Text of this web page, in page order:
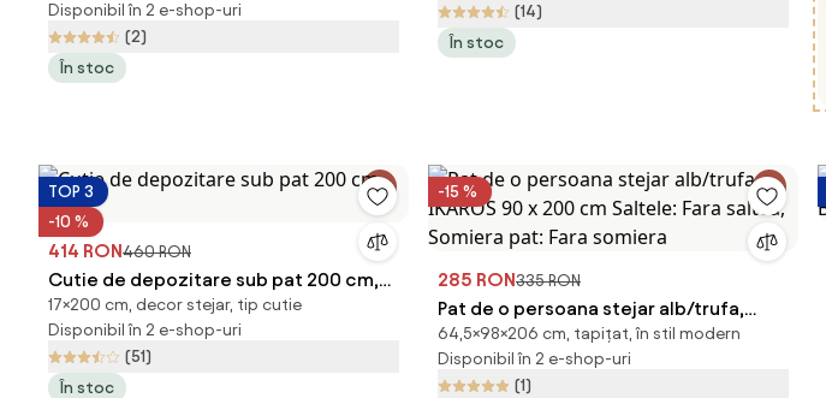
pat: Fara somiera
Disponibil în 2 e-shop-uri
(2)
În stoc
Fara somiera
(14)
În stoc
TOP 3
-10 %
414 RON460 RON
Cutie de depozitare sub pat 200 cm,
stejar
17×200 cm, decor stejar, tip cutie
Disponibil în 2 e-shop-uri
(51)
În stoc
-15 %
285 RON335 RON
Pat de o persoana stejar alb/trufa,
IKAROS 90 x 200 cm Saltele: Fara
saltea, Somiera pat: Fara somiera
64,5×98×206 cm, tapițat, în stil modern
Disponibil în 2 e-shop-uri
(1)